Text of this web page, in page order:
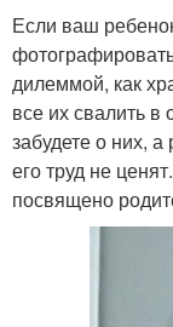
Если ваш
дилеммой, как
все их свалить
забудете о них, а
его труд не
посвящено